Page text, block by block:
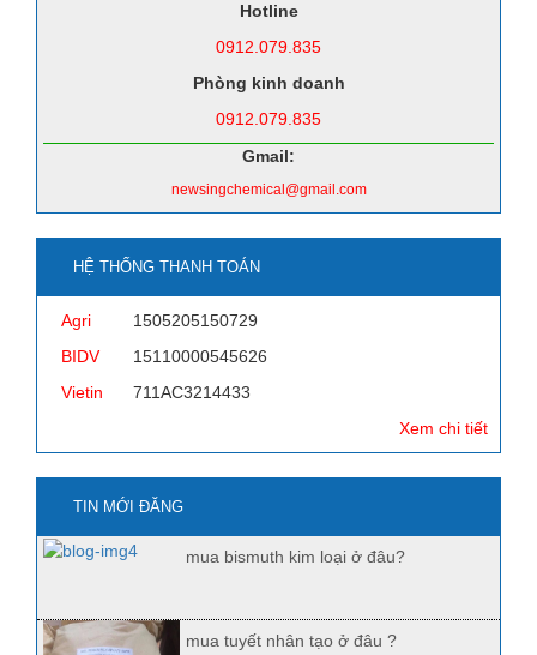
Hotline
0912.079.835
Phòng kinh doanh
0912.079.835
Gmail:
newsingchemical@gmail.com
HỆ THỐNG THANH TOÁN
Agri
1505205150729
BIDV
15110000545626
Vietin
711AC3214433
Xem chi tiết
TIN MỚI ĐĂNG
mua bismuth kim loại ở đâu?
mua tuyết nhân tạo ở đâu ?